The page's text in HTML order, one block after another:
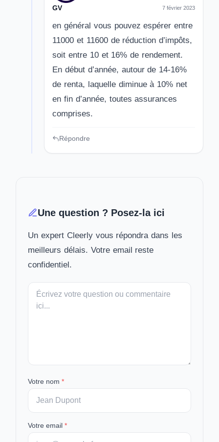
GV 7 février 2023
en général vous pouvez espérer entre
11000 et 11600 de réduction d’impôts,
soit entre 10 et 16% de rendement.
En début d’année, autour de 14-16%
de renta, laquelle diminue à 10% net
en fin d’année, toutes assurances
comprises.
Répondre
Une question ? Posez-la ici
Un expert Cleerly vous répondra dans les
meilleurs délais. Votre email reste
confidentiel.
Votre
message
Votre nom *
Votre email *